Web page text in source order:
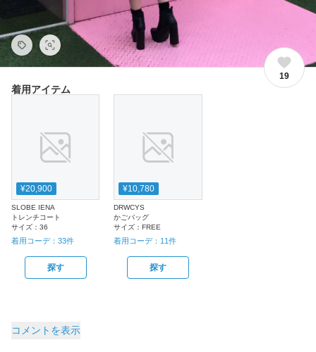
19
着用アイテム
¥20,900
SLOBE IENA
トレンチコート
サイズ： 36
着用コーデ： 33件
探す
¥10,780
DRWCYS
かごバッグ
サイズ：FREE
着用コーデ： 11件
探す
コメントを表示